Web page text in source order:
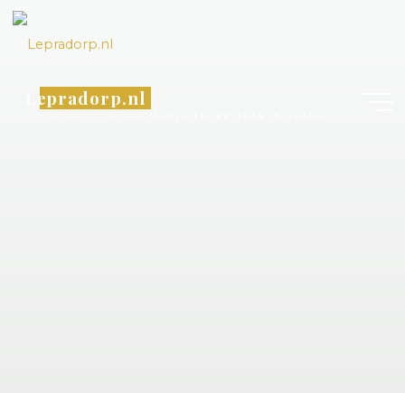
Lepradorp.nl